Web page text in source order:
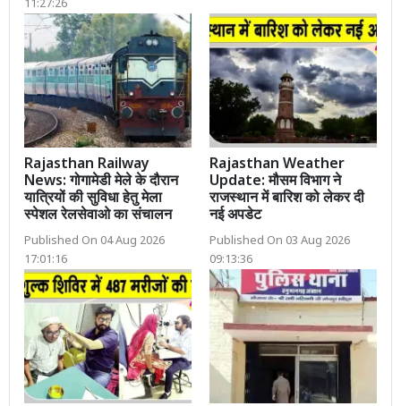
11:27:26
Rajasthan Railway
News: गोगामेडी मेले के दौरान
यात्रियों की सुविधा हेतु मेला
स्पेशल रेलसेवाओ का संचालन
Published On 04 Aug 2026
17:01:16
Rajasthan Weather
Update: मौसम विभाग ने
राजस्थान में बारिश को लेकर दी
नई अपडेट
Published On 03 Aug 2026
09:13:36